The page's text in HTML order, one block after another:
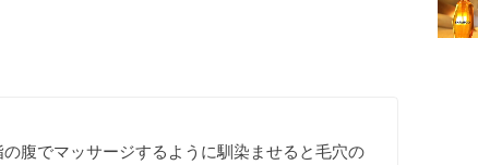
腹でマッサージするように馴染ませると毛穴の